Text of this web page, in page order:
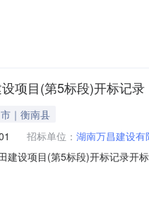
有限公司;项目负责人:常晔;报
项目(第5标段)开标记录
｜衡南县
招标单位： 湖南万昌建设有
建设项目(第5标段)开标记录开
责人:周超;报价:0.00元/%;工期